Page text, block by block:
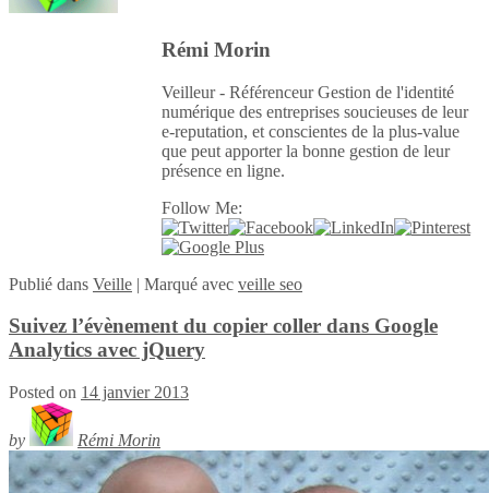
Rémi Morin
Veilleur - Référenceur Gestion de l'identité
numérique des entreprises soucieuses de leur
e-reputation, et conscientes de la plus-value
que peut apporter la bonne gestion de leur
présence en ligne.
Follow Me:
Publié dans Veille | Marqué avec veille seo
Suivez l’évènement du copier coller dans Google
Analytics avec jQuery
Posted on 14 janvier 2013
by Rémi Morin